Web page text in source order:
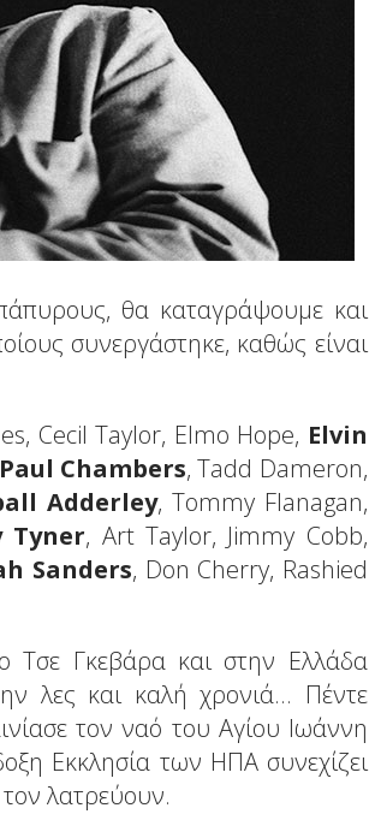
θα καταγράψουμε και
συνεργάστηκε, καθώς είναι
Cecil Taylor, Elmo Hope, Elvin
Paul Chambers, Tadd Dameron,
Adderley, Tommy Flanagan,
Tyner, Art Taylor, Jimmy Cobb,
Sanders, Don Cherry, Rashied
Τσε Γκεβάρα και στην Ελλάδα
λες και καλή χρονιά... Πέντε
τον ναό του Αγίου Ιωάννη
Εκκλησία των ΗΠΑ συνεχίζει
λατρεύουν.